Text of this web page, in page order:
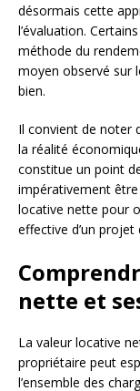
désormais cette
l’évaluation.
méthode du
moyen observé sur
bien.
Il convient de noter
la réalité
constitue un point
impérativement être
locative nette pour
effective d’un projet
nette et
La valeur locative
propriétaire peut
l’ensemble des